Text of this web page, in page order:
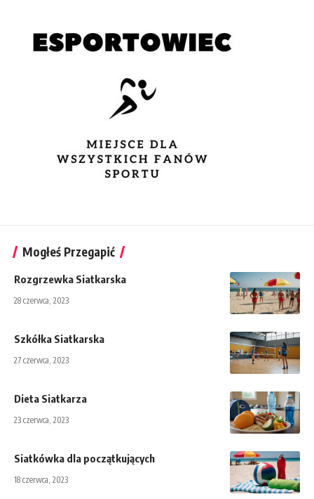
Mogłeś Przegapić
Rozgrzewka Siatkarska
28 czerwca, 2023
Szkółka Siatkarska
27 czerwca, 2023
Dieta Siatkarza
23 czerwca, 2023
Siatkówka dla początkujących
18 czerwca, 2023